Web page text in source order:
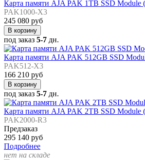
Карта памяти AJA PAK 1TB SSD Module
PAK1000-X3
245 080 руб
В корзину
под заказ 5-7 дн.
Карта памяти AJA PAK 512GB SSD
PAK512-X3
166 210 руб
В корзину
под заказ 5-7 дн.
Карта памяти AJA PAK 2TB SSD Module
PAK2000-R3
Предзаказ
295 140 руб
Подробнее
нет на складе